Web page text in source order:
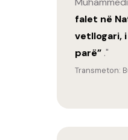
falet në
vetllogari,
parë” ."
Transmeton: